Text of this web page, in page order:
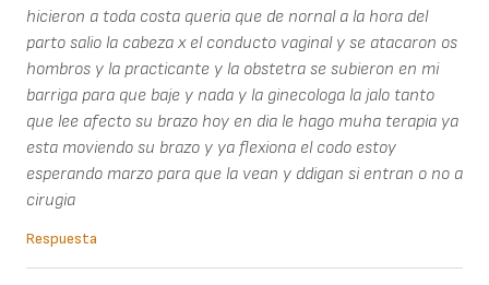
hicieron a toda costa queria que de nornal a la hora del
parto salio la cabeza x el conducto vaginal y se atacaron os
hombros y la practicante y la obstetra se subieron en mi
barriga para que baje y nada y la ginecologa la jalo tanto
que lee afecto su brazo hoy en dia le hago muha terapia ya
esta moviendo su brazo y ya flexiona el codo estoy
esperando marzo para que la vean y ddigan si entran o no a
cirugia
Respuesta